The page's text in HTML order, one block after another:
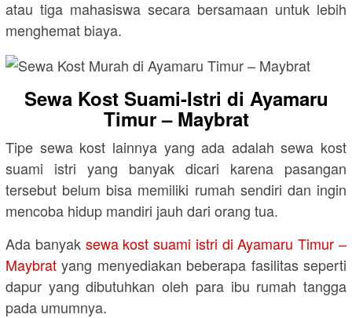
atau tiga mahasiswa secara bersamaan untuk lebih
menghemat biaya.
Sewa Kost Suami-Istri di Ayamaru
Timur – Maybrat
Tipe sewa kost lainnya yang ada adalah sewa kost
suami istri yang banyak dicari karena pasangan
tersebut belum bisa memiliki rumah sendiri dan ingin
mencoba hidup mandiri jauh dari orang tua.
Ada banyak sewa kost suami istri di Ayamaru Timur –
Maybrat yang menyediakan beberapa fasilitas seperti
dapur yang dibutuhkan oleh para ibu rumah tangga
pada umumnya.